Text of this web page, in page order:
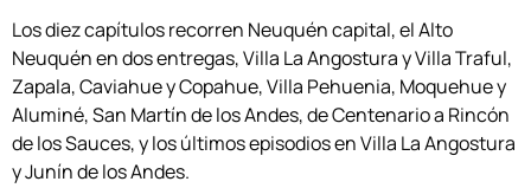
Los diez capítulos recorren Neuquén capital, el Alto
Neuquén en dos entregas, Villa La Angostura y Villa Traful,
Zapala, Caviahue y Copahue, Villa Pehuenia, Moquehue y
Aluminé, San Martín de los Andes, de Centenario a Rincón
de los Sauces, y los últimos episodios en Villa La Angostura
y Junín de los Andes.